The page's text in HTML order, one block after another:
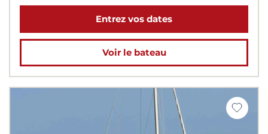
Entrez vos dates
Voir le bateau